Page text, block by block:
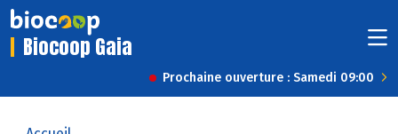
Biocoop Gaia
Prochaine ouverture : Samedi 09:00